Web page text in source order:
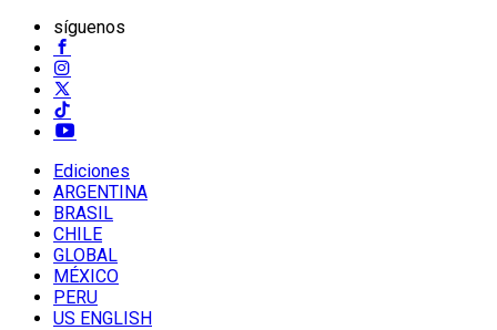
síguenos
Ediciones
ARGENTINA
BRASIL
CHILE
GLOBAL
MÉXICO
PERU
US ENGLISH